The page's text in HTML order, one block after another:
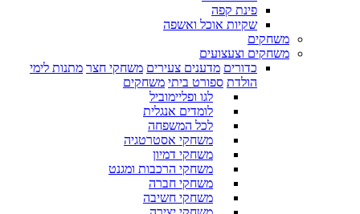
פינת קפה
שקיות אוכל ואשפה
משחקים
משחקים וצעצועים
כדורים מדענים צעירים משחקי חצר מתנות לימי
הולדת ספורט ביתי משחקים
לגו ופליימוביל
לומדים אנגלית
לכל המשפחה
משחקי אסטרטגיה
משחקי דמיון
משחקי הרכבות ומגנט
משחקי חברה
משחקי חשיבה